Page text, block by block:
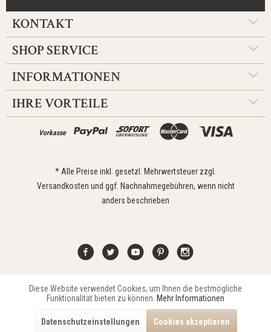
KONTAKT
SHOP SERVICE
INFORMATIONEN
IHRE VORTEILE
Vorkasse
* Alle Preise inkl. gesetzl. Mehrwertsteuer zzgl.
Versandkosten und ggf. Nachnahmegebühren, wenn nicht
anders beschrieben
Kontakt Widerrufsrecht Impressum Versand Datenschutz
Copyright © 2021 Edona Design GmbH // DesignDupp GmbH
Funktionale Aktiv
Aktiv
Diese Website verwendet Cookies, um Ihnen die bestmögliche
Funktionalität bieten zu können. Mehr Informationen
Datenschutzeinstellungen Cookies akzeptieren